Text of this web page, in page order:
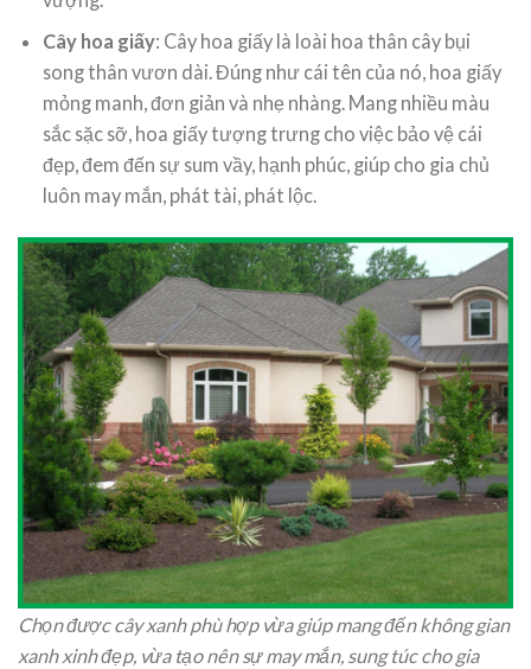
Cây hoa giấy: Cây hoa giấy là loài hoa thân cây bụi
song thân vươn dài. Đúng như cái tên của nó, hoa giấy
mỏng manh, đơn giản và nhẹ nhàng. Mang nhiều màu
sắc sặc sỡ, hoa giấy tượng trưng cho việc bảo vệ cái
đẹp, đem đến sự sum vầy, hạnh phúc, giúp cho gia chủ
luôn may mắn, phát tài, phát lộc.
Chọn được cây xanh phù hợp vừa giúp mang đến không gian
xanh xinh đẹp, vừa tạo nên sự may mắn, sung túc cho gia